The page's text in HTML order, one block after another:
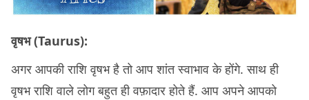
वृषभ (Taurus):
अगर आपकी राशि वृषभ है तो आप शांत स्वाभाव के होंगे. साथ ही
वृषभ राशि वाले लोग बहुत ही वफ़ादार होते हैं. आप अपने आपको